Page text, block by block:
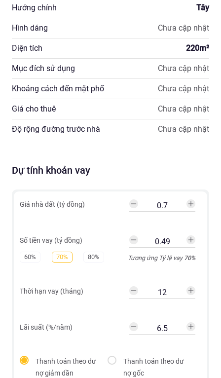
Hướng chính Tây
Hình dáng Chưa cập nhật
Diện tích 220m²
Mục đích sử dụng Chưa cập nhật
Khoảng cách đến mặt phố Chưa cập nhật
Giá cho thuê Chưa cập nhật
Độ rộng đường trước nhà Chưa cập nhật
Dự tính khoản vay
Giá nhà đất (tỷ đồng)
Số tiền vay (tỷ đồng)
60% 70% 80% Tương ứng Tỷ lệ vay70%
Thời hạn vay (tháng)
Lãi suất (%/năm)
Thanh toán theo dư
nợ giảm dần
Thanh toán theo dư
nợ gốc